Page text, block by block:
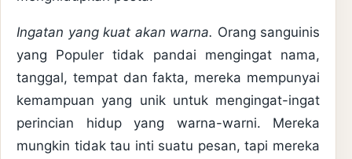
Ingatan yang kuat akan warna. Orang sanguinis
yang Populer tidak pandai mengingat nama,
tanggal, tempat dan fakta, mereka mempunyai
kemampuan yang unik untuk mengingat-ingat
perincian hidup yang warna-warni. Mereka
mungkin tidak tau inti suatu pesan, tapi mereka